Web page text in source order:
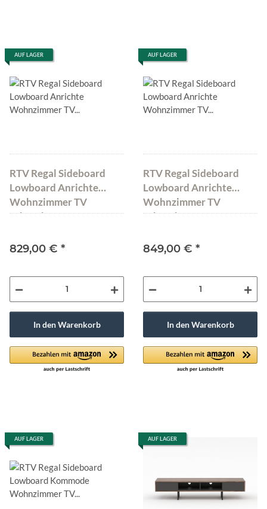
AUF LAGER
RTV Regal Sideboard
Lowboard Anrichte
Wohnzimmer TV
Schrank ABATO-RTV-D
829,00 € *
In den Warenkorb
AUF LAGER
RTV Regal Sideboard
Lowboard Anrichte
Wohnzimmer TV
Schrank ABATO-RTV-O
849,00 € *
In den Warenkorb
AUF LAGER AUF LAGER